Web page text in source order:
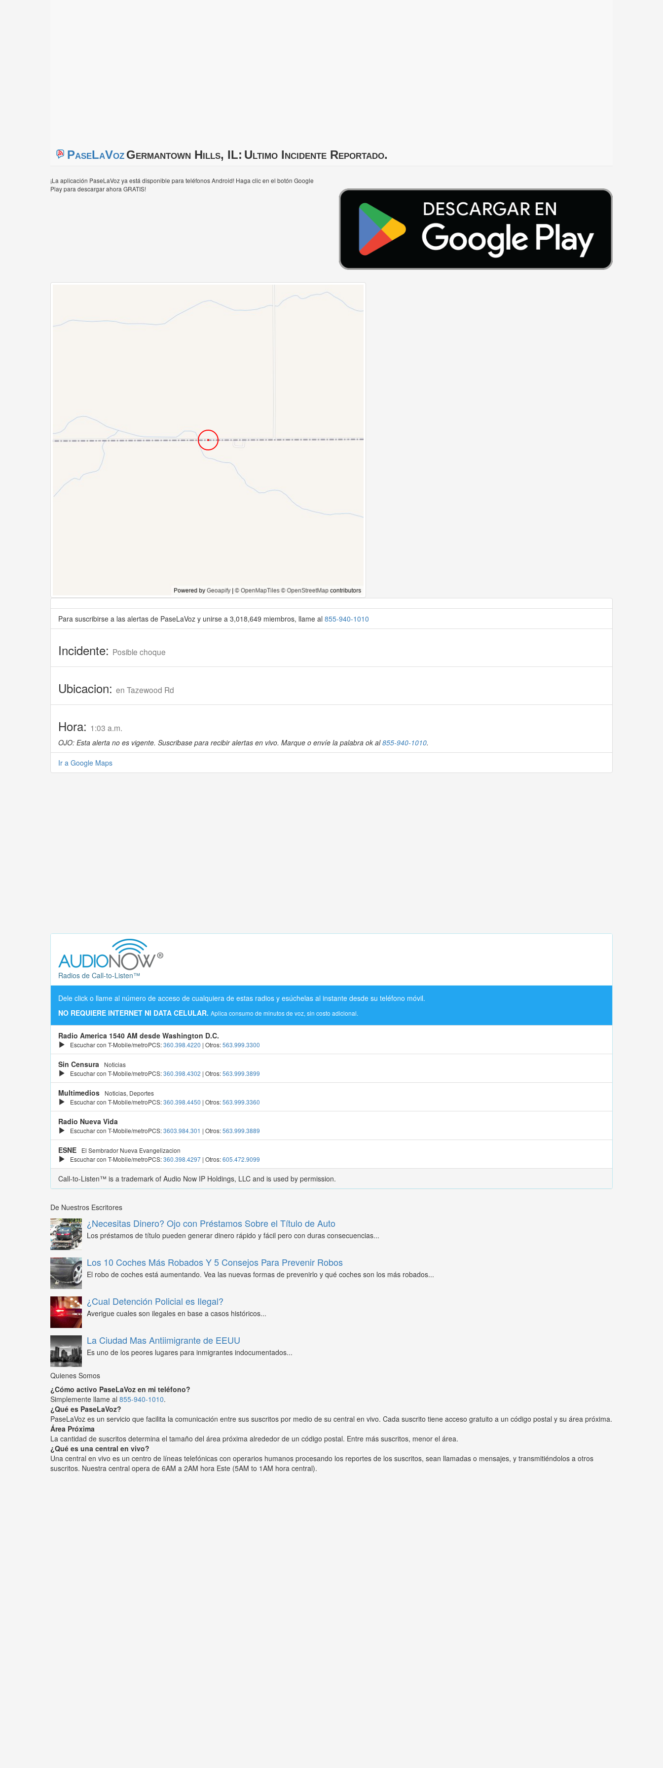
PaseLaVozGermantown Hills, IL: Ultimo Incidente Reportado.
¡La aplicación PaseLaVoz ya está disponible para teléfonos Android! Haga clic en el botón Google
Play para descargar ahora GRATIS!
Para suscribirse a las alertas de PaseLaVoz y unirse a 3,018,649 miembros, llame al 855-940-1010
Incidente: Posible choque
Ubicacion: en Tazewood Rd
Hora: 1:03 a.m.
OJO: Esta alerta no es vigente. Suscribase para recibir alertas en vivo. Marque o envíe la palabra ok al855-940-1010.
Ir a Google Maps
Radios de Call-to-Listen™
Dele click o llame al número de acceso de cualquiera de estas radios y esúchelas al instante desde su teléfono móvil.
NO REQUIERE INTERNET NI DATA CELULAR. Aplica consumo de minutos de voz, sin costo adicional.
Radio America 1540 AM desde Washington D.C.
Escuchar con T-Mobile/metroPCS:360.398.4220 | Otros:563.999.3300
Sin Censura
Noticias
Escuchar con T-Mobile/metroPCS:360.398.4302 | Otros:563.999.3899
Multimedios
Noticias, Deportes
Escuchar con T-Mobile/metroPCS:360.398.4450 | Otros:563.999.3360
Radio Nueva Vida
Escuchar con T-Mobile/metroPCS:3603.984.301 | Otros:563.999.3889
ESNE
El Sembrador Nueva Evangelizacion
Escuchar con T-Mobile/metroPCS:360.398.4297 | Otros:605.472.9099
Call-to-Listen™ is a trademark of Audio Now IP Holdings, LLC and is used by permission.
De Nuestros Escritores
¿Necesitas Dinero? Ojo con Préstamos Sobre el Título de Auto
Los préstamos de título pueden generar dinero rápido y fácil pero con duras consecuencias...
Los 10 Coches Más Robados Y 5 Consejos Para Prevenir Robos
El robo de coches está aumentando. Vea las nuevas formas de prevenirlo y qué coches son los más robados...
¿Cual Detención Policial es Ilegal?
Averigue cuales son ilegales en base a casos históricos...
La Ciudad Mas Antiimigrante de EEUU
Es uno de los peores lugares para inmigrantes indocumentados...
Quienes Somos
¿Cómo activo PaseLaVoz en mi teléfono?
Simplemente llame al 855-940-1010.
¿Qué es PaseLaVoz?
PaseLaVoz es un servicio que facilita la comunicación entre sus suscritos por medio de su central en vivo. Cada suscrito tiene acceso gratuito a un código postal y su área próxima.
Área Próxima
La cantidad de suscritos determina el tamaño del área próxima alrededor de un código postal. Entre más suscritos, menor el área.
¿Qué es una central en vivo?
Una central en vivo es un centro de líneas telefónicas con operarios humanos procesando los reportes de los suscritos, sean llamadas o mensajes, y transmitiéndolos a otros
suscritos. Nuestra central opera de 6AM a 2AM hora Este (5AM to 1AM hora central).